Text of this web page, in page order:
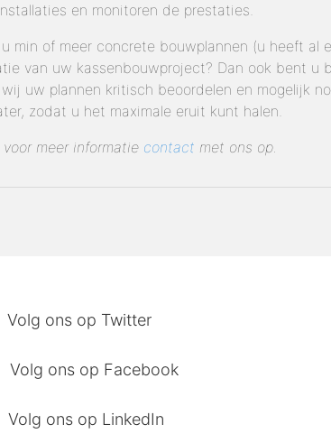
en monitoren de prestaties.
min of meer concrete bouwplannen (u heeft al
van uw kassenbouwproject? Dan ook bent u
wij uw plannen kritisch beoordelen en mogelijk
zodat u het maximale eruit kunt halen.
voor meer informatie contact met ons op.
Volg ons op Twitter
Volg ons op Facebook
Volg ons op LinkedIn